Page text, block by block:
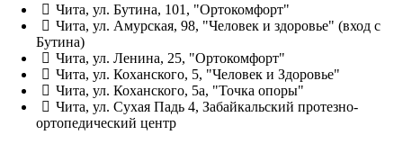
Чита, ул. Бутина, 101, "Ортокомфорт"
Чита, ул. Амурская, 98, "Человек и здоровье" (вход с
Бутина)
Чита, ул. Ленина, 25, "Ортокомфорт"
Чита, ул. Коханского, 5, "Человек и Здоровье"
Чита, ул. Коханского, 5а, "Точка опоры"
Чита, ул. Сухая Падь 4, Забайкальский протезно-
ортопедический центр